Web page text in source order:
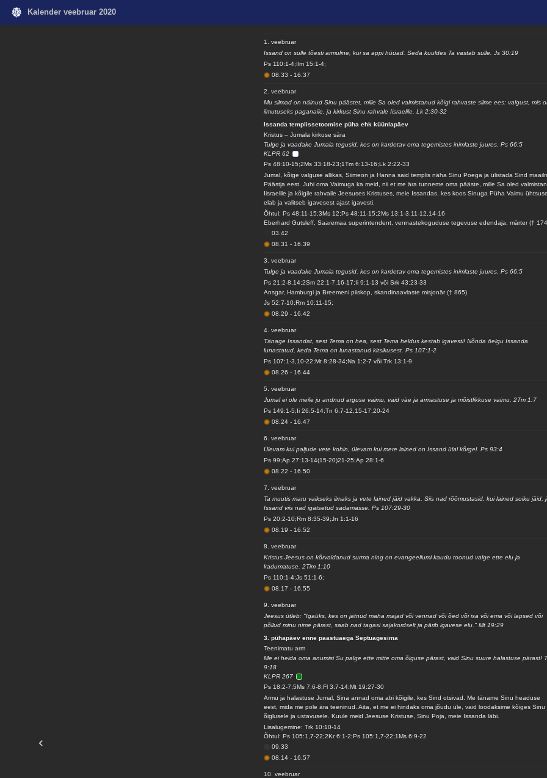
Kalender veebruar 2020
1. veebruar
Issand on sulle tõesti armuline, kui sa appi hüüad. Seda kuuldes Ta vastab sulle. Js 30:19
Ps 110:1-4;Ilm 15:1-4;
08.33- 16.37
2. veebruar
Mu silmad on näinud Sinu päästet, mille Sa oled valmistanud kõigi rahvaste silme ees: valgust, mis
ilmutuseks paganaile, ja kirkust Sinu rahvale Iisraelile. Lk 2:30-32
Issanda templissetoomise püha ehk küünlapäev
Kristus – Jumala kirkuse sära
Tulge ja vaadake Jumala tegusid, kes on kardetav oma tegemistes inimlaste juures. Ps 66:5
KLPR 62
Ps 48:10-15;2Ms 33:18-23;1Tm 6:13-16;Lk 2:22-33
Jumal, kõige valguse allikas, Siimeon ja Hanna said templis näha Sinu Poega ja ülistada Sind
Päästja eest. Juhi oma Vaimuga ka meid, nii et me ära tunneme oma pääste, mille Sa oled
Iisraelile ja kõigile rahvaile Jeesuses Kristuses, meie Issandas, kes koos Sinuga Püha Vaimu
elab ja valitseb igavesest ajast igavesti.
Õhtul: Ps 48:11-15;3Ms 12;Ps 48:11-15;2Ms 13:1-3,11-12,14-16
Eberhard Gutsleff, Saaremaa superintendent, vennastekoguduse tegevuse edendaja, märter (†
03.42
08.31- 16.39
3. veebruar
Tulge ja vaadake Jumala tegusid, kes on kardetav oma tegemistes inimlaste juures. Ps 66:5
Ps 21:2-8,14;2Sm 22:1-7,16-17;Ii 9:1-13 või Srk 43:23-33
Ansgar, Hamburgi ja Breemeni piiskop, skandinaavlaste misjonär († 865)
Js 52:7-10;Rm 10:11-15;
08.29- 16.42
4. veebruar
Tänage Issandat, sest Tema on hea, sest Tema heldus kestab igavesti! Nõnda öelgu Issanda
lunastatud, keda Tema on lunastanud kitsikusest. Ps 107:1-2
Ps 107:1-3,10-22;Mt 8:28-34;Na 1:2-7 või Trk 13:1-9
08.26- 16.44
5. veebruar
Jumal ei ole meile ju andnud arguse vaimu, vaid väe ja armastuse ja mõistlikkuse vaimu. 2Tm 1:7
Ps 149:1-5;Ii 26:5-14;Tn 6:7-12,15-17,20-24
08.24- 16.47
6. veebruar
Ülevam kui paljude vete kohin, ülevam kui mere lained on Issand ülal kõrgel. Ps 93:4
Ps 99;Ap 27:13-14(15-20)21-25;Ap 28:1-6
08.22- 16.50
7. veebruar
Ta muutis maru vaikseks ilmaks ja vete lained jäid vakka. Siis nad rõõmustasid, kui lained soiku jäid,
Issand viis nad igatsetud sadamasse. Ps 107:29-30
Ps 20:2-10;Rm 8:35-39;Jn 1:1-16
08.19- 16.52
8. veebruar
Kristus Jeesus on kõrvaldanud surma ning on evangeeliumi kaudu toonud valge ette elu ja
kadumatuse. 2Tim 1:10
Ps 110:1-4;Js 51:1-6;
08.17- 16.55
9. veebruar
Jeesus ütleb: "Igaüks, kes on jätnud maha majad või vennad või õed või isa või ema või lapsed või
põllud minu nime pärast, saab nad tagasi sajakordselt ja pärib igavese elu." Mt 19:29
3. pühapäev enne paastuaega Septuagesima
Teenimatu arm
Me ei heida oma anumisi Su palge ette mitte oma õiguse pärast, vaid Sinu suure halastuse pärast!
9:18
KLPR 267
Ps 18:2-7;5Ms 7:6-8;Fl 3:7-14;Mt 19:27-30
Armu ja halastuse Jumal, Sina annad oma abi kõigile, kes Sind otsivad. Me täname Sinu headuse
eest, mida me pole ära teeninud. Aita, et me ei hindaks oma jõudu üle, vaid loodaksime kõiges Sinu
õiglusele ja ustavusele. Kuule meid Jeesuse Kristuse, Sinu Poja, meie Issanda läbi.
Lisalugemine: Trk 10:10-14
Õhtul: Ps 105:1,7-22;2Kr 6:1-2;Ps 105:1,7-22;1Ms 6:9-22
09.33
08.14- 16.57
10. veebruar